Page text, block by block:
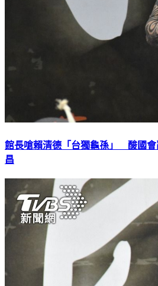
館長嗆賴清德「台獨龜孫」 酸國會
昌